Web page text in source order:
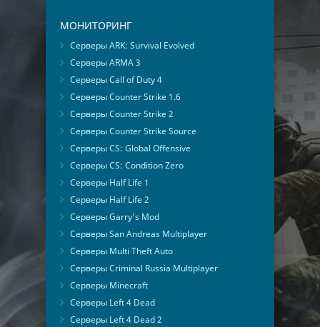
МОНИТОРИНГ
Серверы ARK: Survival Evolved
Серверы ARMA 3
Серверы Call of Duty 4
Серверы Counter Strike 1.6
Серверы Counter Strike 2
Серверы Counter Strike Source
Серверы CS: Global Offensive
Серверы CS: Condition Zero
Серверы Half Life 1
Серверы Half Life 2
Серверы Garry's Mod
Серверы San Andreas Multiplayer
Серверы Multi Theft Auto
Серверы Criminal Russia Multiplayer
Серверы Minecraft
Серверы Left 4 Dead
Серверы Left 4 Dead 2